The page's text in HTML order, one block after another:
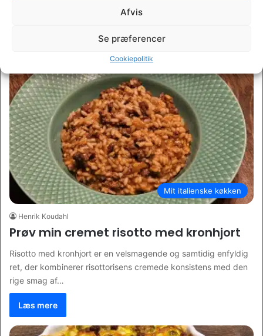
Afvis
Se præferencer
Cookiepolitik
indbegrebet af italiensk hyggemad med et gourmetpræg. Det
Mit italienske køkken
Henrik Koudahl
Prøv min cremet risotto med kronhjort
Risotto med kronhjort er en velsmagende og samtidig enfyldig
ret, der kombinerer risottorisens cremede konsistens med den
rige smag af…
Læs mere